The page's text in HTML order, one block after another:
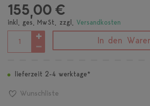
155,00 €
inkl. ges. MwSt. zzgl. Versandkosten
In den
lieferzeit 2-4 werktage*
Wunschliste